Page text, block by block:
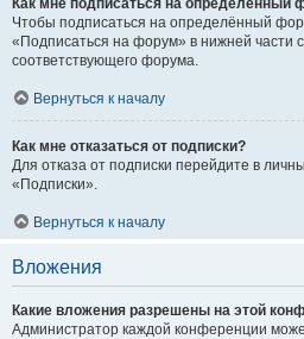
Как мне подписаться на определённый
Чтобы подписаться на определённый
«Подписаться на форум» в нижней части
соответствующего форума.
Вернуться к началу
Как мне отказаться от подписки?
Для отказа от подписки перейдите в
«Подписки».
Вернуться к началу
Вложения
Какие вложения разрешены на этой
Администратор каждой конференции